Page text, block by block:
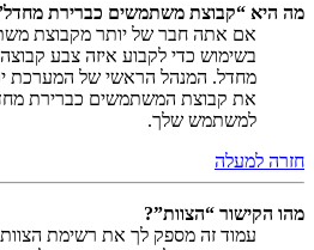
מה היא “קבוצת משתמשים כברירת
אם אתה חבר של יותר מקבוצת
בשימוש כדי לקבוע איזה צבע קבוצה
מחדל. המנהל הראשי של המערכת
את קבוצת המשתמשים כברירת
למשתמש שלך.
חזרה למעלה
מהו הקישור “הצוות”?
עמוד זה מספק לך את רשימת